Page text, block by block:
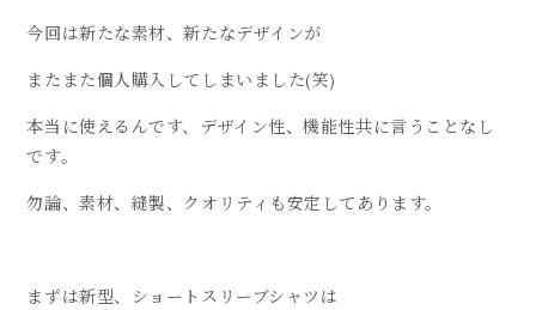
今回は新たな素材、新たなデザインが
またまた個人購入してしまいました(笑)
本当に使えるんです、デザイン性、機能性共に言うことなし
です。
勿論、素材、縫製、クオリティも安定してあります。
まずは新型、ショートスリーブシャツは